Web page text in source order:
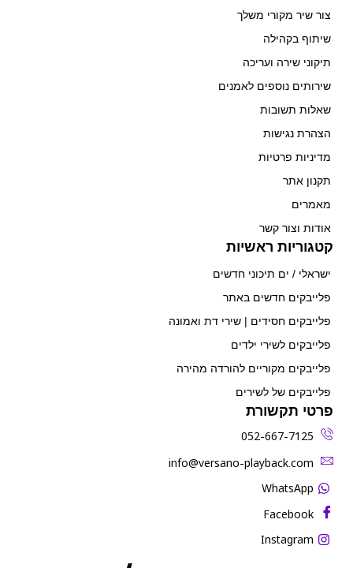
צור שיר מקורי משלך
שיתוף בקהילה
תיקוני שירה ועריכה
שירותים נוספים לאמנים
שאלות תשובות
הצהרת נגישות
מדיניות פרטיות
תקנון אתר
מאמרים
אודות וצור קשר
קטגוריות ראשיות
ישראלי / ים תיכוני חדשים
פלייבקים חדשים באתר
פלייבקים חסידים | שירי דת ואמונה
פלייבקים לשירי ילדים
פלייבקים מקוריים להורדה מהירה
פלייבקים של לשירים
פרטי תקשורת
052-667-7125
‫info@versano-playback.com‬
WhatsApp
Facebook
Instagram